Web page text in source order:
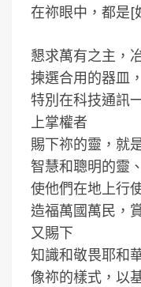
在祢眼中，都是[
懇求萬有之主，
揀選合用的器皿
特別在科技通訊
上掌權者
賜下祢的靈，就
智慧和聰明的靈
使他們在地上行
造福萬國萬民，
又賜下
知識和敬畏耶和
像祢的樣式，以